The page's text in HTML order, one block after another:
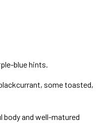
blue hints.
some toasted,
and well-matured